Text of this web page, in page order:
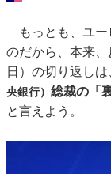
もっとも、ユー
のだから、本来、
日）の切り返しは
央銀行） 総裁の「
と言えよう。